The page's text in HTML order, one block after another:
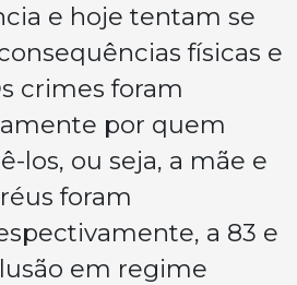
e hoje tentam se
físicas e
crimes foram
por quem
los, ou seja, a mãe e
foram
a 83 e
em regime